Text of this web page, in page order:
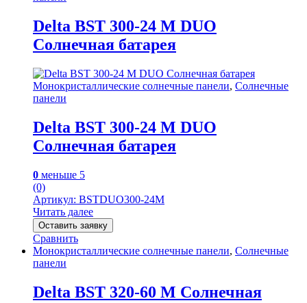
Delta BST 300-24 M DUO
Солнечная батарея
Монокристаллические солнечные панели, Солнечные
панели
Delta BST 300-24 M DUO
Солнечная батарея
0 меньше 5
(0)
Артикул: BSTDUO300-24M
Читать далее
Оставить заявку
Сравнить
Монокристаллические солнечные панели, Солнечные
панели
Delta BST 320-60 M Солнечная